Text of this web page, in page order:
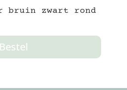
bruin zwart rond
Bestel